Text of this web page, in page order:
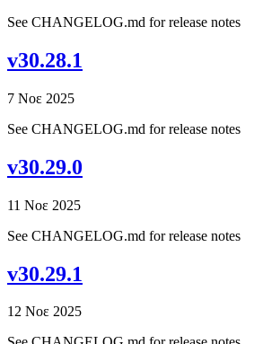
See CHANGELOG.md for release notes
v30.28.1
7 Νοε 2025
See CHANGELOG.md for release notes
v30.29.0
11 Νοε 2025
See CHANGELOG.md for release notes
v30.29.1
12 Νοε 2025